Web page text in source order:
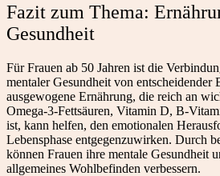
Fazit zum Thema:
Gesundheit
Für Frauen ab 50 Jahren ist die
mentaler Gesundheit von entscheidender
ausgewogene Ernährung, die reich an
Omega-3-Fettsäuren, Vitamin D, B-
ist, kann helfen, den emotionalen
Lebensphase entgegenzuwirken. Durch
können Frauen ihre mentale Gesundheit
allgemeines Wohlbefinden verbessern.